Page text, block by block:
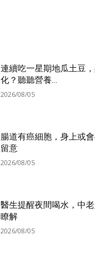
連續吃一星期地瓜土豆
化？聽聽營養...
2026/08/05
腸道有癌細胞，身上或
留意
2026/08/05
醫生提醒夜間喝水，中
瞭解
2026/08/05